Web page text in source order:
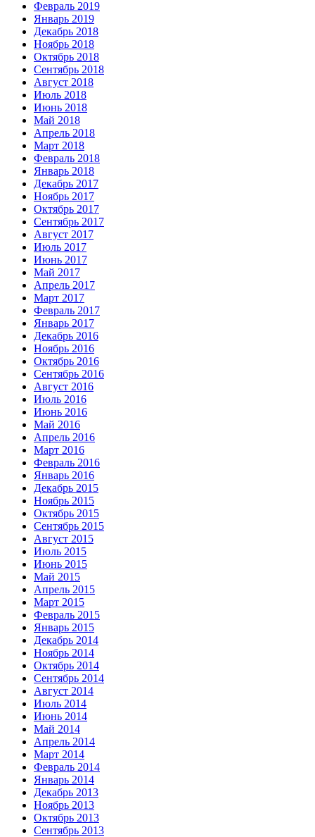
Февраль 2019
Январь 2019
Декабрь 2018
Ноябрь 2018
Октябрь 2018
Сентябрь 2018
Август 2018
Июль 2018
Июнь 2018
Май 2018
Апрель 2018
Март 2018
Февраль 2018
Январь 2018
Декабрь 2017
Ноябрь 2017
Октябрь 2017
Сентябрь 2017
Август 2017
Июль 2017
Июнь 2017
Май 2017
Апрель 2017
Март 2017
Февраль 2017
Январь 2017
Декабрь 2016
Ноябрь 2016
Октябрь 2016
Сентябрь 2016
Август 2016
Июль 2016
Июнь 2016
Май 2016
Апрель 2016
Март 2016
Февраль 2016
Январь 2016
Декабрь 2015
Ноябрь 2015
Октябрь 2015
Сентябрь 2015
Август 2015
Июль 2015
Июнь 2015
Май 2015
Апрель 2015
Март 2015
Февраль 2015
Январь 2015
Декабрь 2014
Ноябрь 2014
Октябрь 2014
Сентябрь 2014
Август 2014
Июль 2014
Июнь 2014
Май 2014
Апрель 2014
Март 2014
Февраль 2014
Январь 2014
Декабрь 2013
Ноябрь 2013
Октябрь 2013
Сентябрь 2013